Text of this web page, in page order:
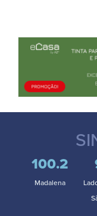
100.2
Madalena